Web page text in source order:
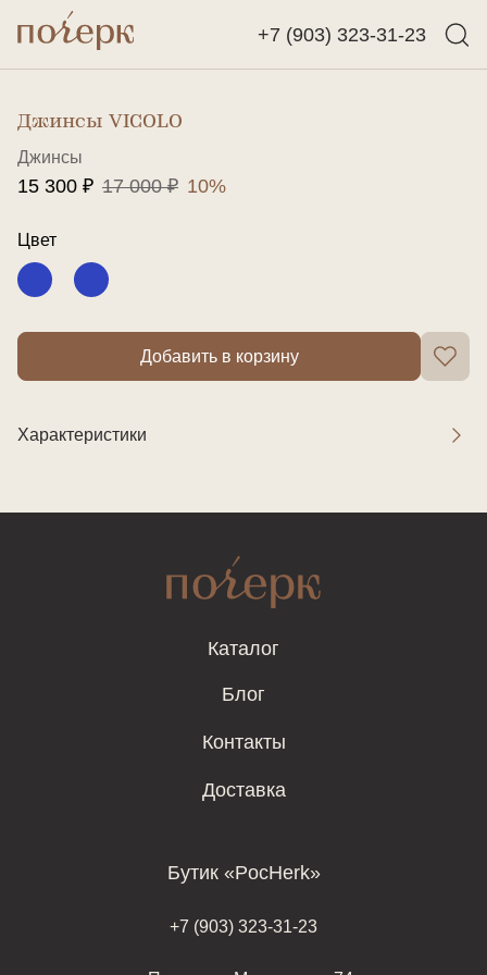
+7 (903) 323-31-23
Назад
Джинсы VICOLO
Джинсы
15 300 ₽ 17 000 ₽ 10%
Цвет
Добавить в корзину
Характеристики
Каталог
Блог
Контакты
Доставка
Бутик «PocHerk»
+7 (903) 323-31-23